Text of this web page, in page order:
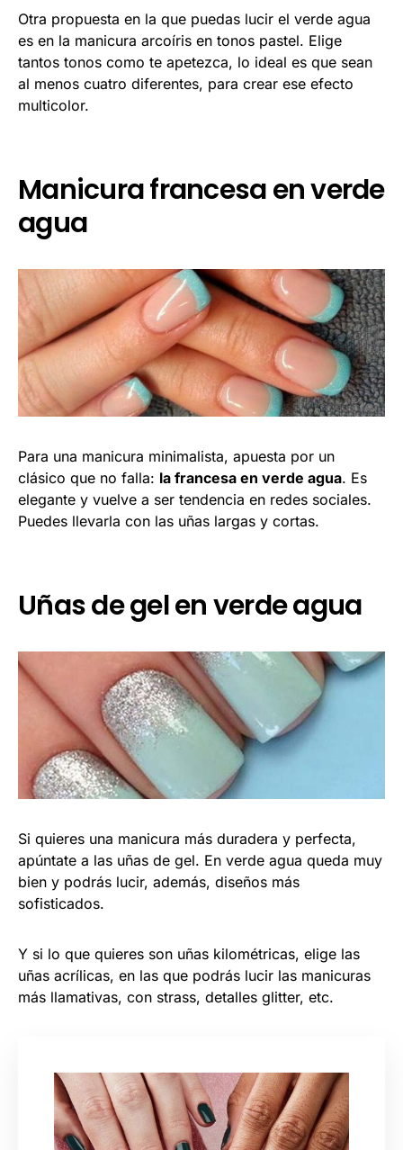
Otra propuesta en la que puedas lucir el verde agua
es en la manicura arcoíris en tonos pastel. Elige
tantos tonos como te apetezca, lo ideal es que sean
al menos cuatro diferentes, para crear ese efecto
multicolor.
Manicura francesa en verde
agua
Para una manicura minimalista, apuesta por un
clásico que no falla: la francesa en verde agua. Es
elegante y vuelve a ser tendencia en redes sociales.
Puedes llevarla con las uñas largas y cortas.
Uñas de gel en verde agua
Si quieres una manicura más duradera y perfecta,
apúntate a las uñas de gel. En verde agua queda muy
bien y podrás lucir, además, diseños más
sofisticados.
Y si lo que quieres son uñas kilométricas, elige las
uñas acrílicas, en las que podrás lucir las manicuras
más llamativas, con strass, detalles glitter, etc.